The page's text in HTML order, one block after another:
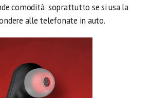
comodità soprattutto se si usa la
alle telefonate in auto.